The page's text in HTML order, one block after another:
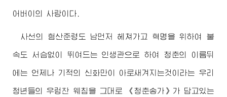
어버이 의 사랑이다.
사선의 험산준령도 남먼저 헤쳐가고 혁명을 위하여 불
속도 서슴없이 뛰여드는 인생관으로 하여 청춘의 이름뒤
에는 언제나 기적의 신화만이 아로새겨지는것이라는 우리
청년들의 우렁찬 웨침을 그대로 《청춘송가》가 담고있는